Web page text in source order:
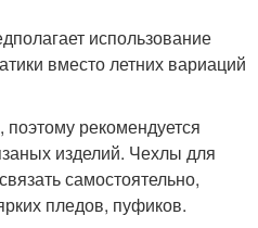
использование
вместо летних вариаций
рекомендуется
изделий. Чехлы для
самостоятельно,
пледов, пуфиков.